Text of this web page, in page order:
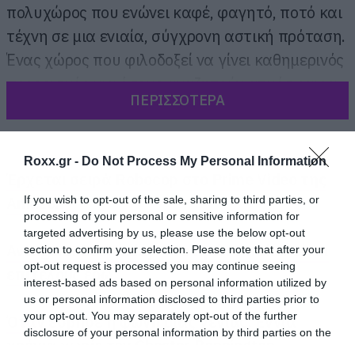
Roxx.gr - Do Not Process My Personal Information
If you wish to opt-out of the sale, sharing to third parties, or
processing of your personal or sensitive information for
targeted advertising by us, please use the below opt-out
section to confirm your selection. Please note that after your
opt-out request is processed you may continue seeing
interest-based ads based on personal information utilized by
us or personal information disclosed to third parties prior to
your opt-out. You may separately opt-out of the further
disclosure of your personal information by third parties on the
πολυχώρος που ενώνει καφέ, φαγητό, ποτό και
τέχνη σε μια ενιαία, σύγχρονη αστική πρόταση.
Ένας χώρος που φιλοδοξεί να γίνει καθημερινός
προορισμός για όσους αναζητούν ατμόσφαιρα,
ποιότητα και δημιουργικότητα από το πρωί
μέχρι αργά το βράδυ.
χώρους που δεν χρειάζεται να αποφασίσεις
γιατί πας. Απλώς φτάνεις και ο χώρος σε
παρασύρει. Η αισθητική του μπλέκει industrial
γραμμές, pop art αναφορές και rustique
λεπτομέρειες σε ένα ζεστό και σύγχρονο
περιβάλλον, δημιουργώντας την αίσθηση ενός
ΠΕΡΙΣΣΟΤΕΡΑ
Amazon
Avengers: Doomsday – Το πρώτο trailer είναι
επιτέλους εδώ
Όταν έσβησε η φωνή μιας γενιάς: Εννιά